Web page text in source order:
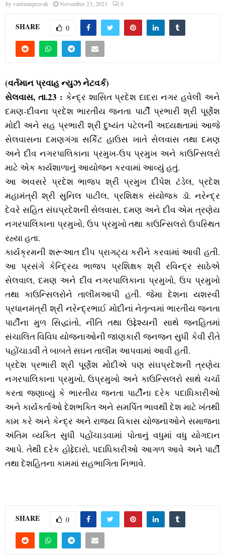
E
N
U
byvartmanpravah November 23, 2023 0
SHARE 0
(વર્તમાન પ્રવાહ ન્‍યુઝ નેટવર્ક)
સેલવાસ, તા.23 : કેન્‍દ્ર શાસિત પ્રદેશ દાદરા નગર હવેલી અને
દમણ-દીવના પ્રદેશ ભારતીય જનતા પાર્ટી પ્રભારી શ્રી પૂર્ણેશ
મોદી અને સહ પ્રભારી શ્રી દુષ્‍યંત પટેલની અધ્‍યક્ષતામાં આજે
સેલવાસના દમણગંગા સર્કિટ હાઉસ ખાતે સેલવાસ તથા દમણ
અને દીવ નગરપાલિકાના પ્રમુખ-ઉપ પ્રમુખ અને કાઉન્‍સિલરો
માટે એક કાર્યશાળાનું આયોજન કરવામાં આવ્‍યું હતું.
આ અવસરે પ્રદેશ ભાજપ શ્રી પ્રમુખ દીપેશ ટંડેલ, પ્રદેશ
મહામંત્રી શ્રી સુનિલ પાટીલ, પ્રશિક્ષક સંયોજક ડૉ. નરેન્‍દ્ર
દેવરે સહિત સંઘપ્રદેશની સેલવાસ, દમણ અને દીવ એમ ત્રણેય
નગરપાલિકાના પ્રમુખો, ઉપ પ્રમુખો તથા કાઉન્‍સિલરો ઉપસ્‍થિત
રહ્યા હતા.
કાર્યક્રમની શરૂઆત દીપ પ્રાગટ્‍ય કરીને કરવામાં આવી હતી.
આ પ્રસંગે કેન્‍દ્રિય ભાજપ પ્રશિક્ષક શ્રી રવિન્‍દ્ર સાઠેએ
સેલવાલ, દમણ અને દીવ નગરપાલિકાના પ્રમુખો, ઉપ પ્રમુખો
તથા કાઉન્‍સિલરોને તાલીમઆપી હતી. જેમા દેશના યશસ્‍વી
પ્રધાનમંત્રી શ્રી નરેન્‍દ્રભાઈ મોદીનાં નેતૃત્‍વમાં ભારતીય જનતા
પાર્ટીના મુળ સિદ્ધાંતો, નીતિ તથા ઉદ્દેશ્‍યની સાથે જનહિતમાં
સંચાલિત વિવિધ યોજનાઓની જાણકારી જનજન સુધી કેવી રીતે
પહોંચાડવી તે બાબતે સઘન તાલીમ આપવામાં આવી હતી.
પ્રદેશ પ્રભારી શ્રી પૂર્ણેશ મોદીએ પણ સંઘપ્રદેશની ત્રણેય
નગરપાલિકાના પ્રમુખો, ઉપ્રમુખો અને કાઉન્‍સિલરો સાથે ચર્ચા
કરતા જણાવ્‍યું કે ભારતીય જનતા પાર્ટીના દરેક પદાધિકારીઓ
અને કાર્યકર્તાઓ દેશભક્‍તિ અને સમર્પિત ભાવથી દેશ માટે ખંતથી
કામ કરે અને કેન્‍દ્ર અને રાજ્‍ય વિકાસ યોજનાઓને સમાજના
અંતિમ વ્‍યક્‍તિ સુધી પહોંચાડવામાં પોતાનું વધુમાં વધુ યોગદાન
આપે. તેથી દરેક હોદ્દેદારો, પદાધિકારીઓ આગળ આવે અને પાર્ટી
તથા દેશહિતના કામમાં સહભાગિતા નિભાવે.
SHARE 0